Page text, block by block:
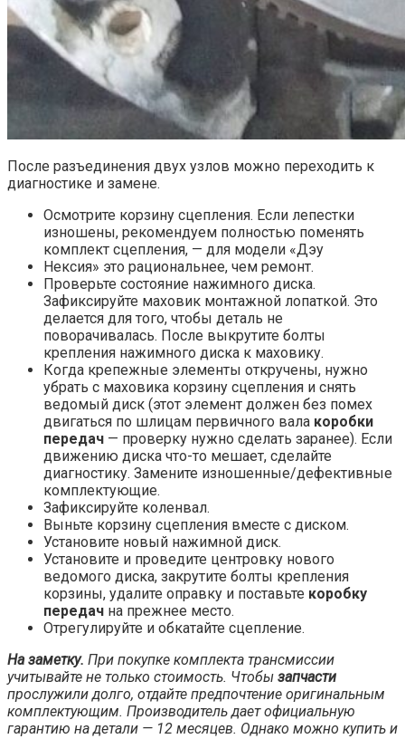
После разъединения двух узлов можно переходить к
диагностике и замене.
Осмотрите корзину сцепления. Если лепестки
изношены, рекомендуем полностью поменять
комплект сцепления, — для модели «Дэу
Нексия» это рациональнее, чем ремонт.
Проверьте состояние нажимного диска.
Зафиксируйте маховик монтажной лопаткой. Это
делается для того, чтобы деталь не
поворачивалась. После выкрутите болты
крепления нажимного диска к маховику.
Когда крепежные элементы откручены, нужно
убрать с маховика корзину сцепления и снять
ведомый диск (этот элемент должен без помех
двигаться по шлицам первичного вала коробки
передач — проверку нужно сделать заранее). Если
движению диска что-то мешает, сделайте
диагностику. Замените изношенные/дефективные
комплектующие.
Зафиксируйте коленвал.
Выньте корзину сцепления вместе с диском.
Установите новый нажимной диск.
Установите и проведите центровку нового
ведомого диска, закрутите болты крепления
корзины, удалите оправку и поставьте коробку
передач на прежнее место.
Отрегулируйте и обкатайте сцепление.
На заметку. При покупке комплекта трансмиссии
учитывайте не только стоимость. Чтобы запчасти
прослужили долго, отдайте предпочтение оригинальным
комплектующим. Производитель дает официальную
гарантию на детали — 12 месяцев. Однако можно купить и